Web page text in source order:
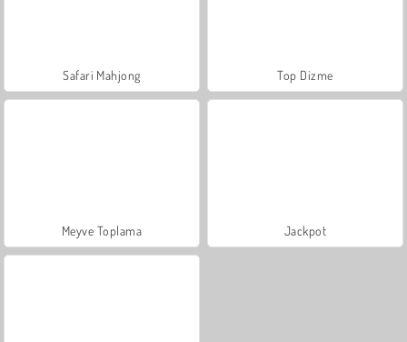
Safari Mahjong Top Dizme
Meyve Toplama Jackpot